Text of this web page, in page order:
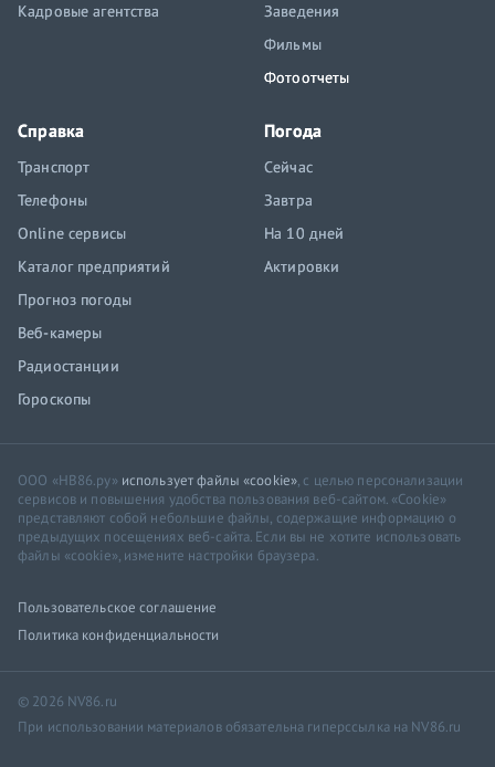
Кадровые агентства
Заведения
Фильмы
Фотоотчеты
Справка
Транспорт
Телефоны
Online сервисы
Каталог предприятий
Прогноз погоды
Веб-камеры
Радиостанции
Гороскопы
Погода
Сейчас
Завтра
На 10 дней
Актировки
ООО «НВ86.ру» использует файлы «cookie», с целью персонализации
сервисов и повышения удобства пользования веб-сайтом. «Cookie»
представляют собой небольшие файлы, содержащие информацию о
предыдущих посещениях веб-сайта. Если вы не хотите использовать
файлы «cookie», измените настройки браузера.
Пользовательское соглашение
Политика конфиденциальности
© 2026 NV86.ru
При использовании материалов обязательна гиперссылка на NV86.ru